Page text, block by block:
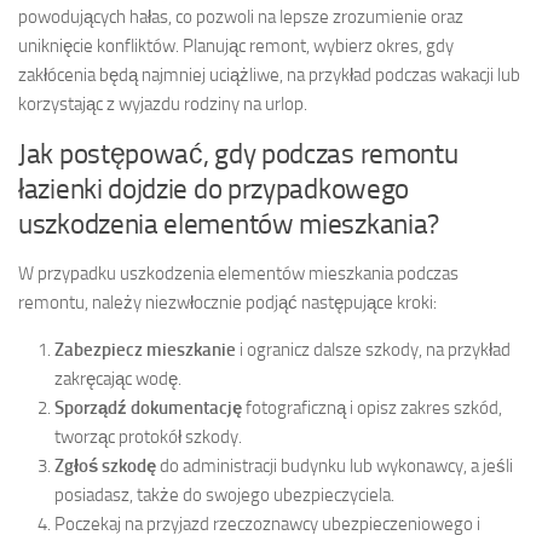
powodujących hałas, co pozwoli na lepsze zrozumienie oraz
uniknięcie konfliktów. Planując remont, wybierz okres, gdy
zakłócenia będą najmniej uciążliwe, na przykład podczas wakacji lub
korzystając z wyjazdu rodziny na urlop.
Jak postępować, gdy podczas remontu
łazienki dojdzie do przypadkowego
uszkodzenia elementów mieszkania?
W przypadku uszkodzenia elementów mieszkania podczas
remontu, należy niezwłocznie podjąć następujące kroki:
Zabezpiecz mieszkanie i ogranicz dalsze szkody, na przykład
zakręcając wodę.
Sporządź dokumentacjęfotograficzną i opisz zakres szkód,
tworząc protokół szkody.
Zgłoś szkodędo administracji budynku lub wykonawcy, a jeśli
posiadasz, także do swojego ubezpieczyciela.
Poczekaj na przyjazd rzeczoznawcy ubezpieczeniowego i